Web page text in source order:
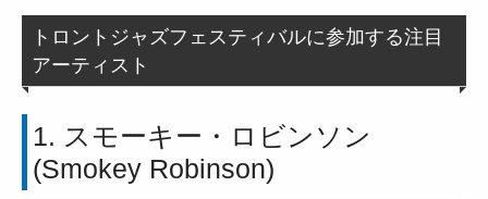
トロントジャズフェスティバルに参加する注目
アーティスト
1. スモーキー・ロビンソン
(Smokey Robinson)